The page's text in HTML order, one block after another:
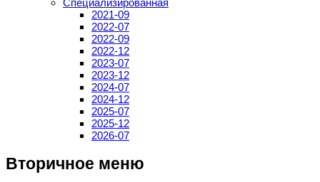
Специализированная
2021-09
2022-07
2022-09
2022-12
2023-07
2023-12
2024-07
2024-12
2025-07
2025-12
2026-07
Вторичное меню